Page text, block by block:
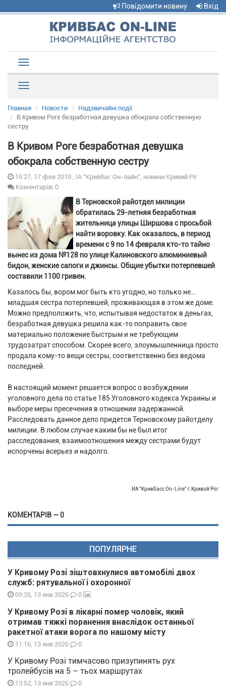
Повідомити новину Вхід
navigation
Главная Новости
Надзвичайні події
В Кривом Роге безработная девушка обокрала собственную
сестру
В Кривом Роге безработная девушка
обокрала собственную сестру
15:27, 17 фев 2010 , ІА "Кривбас Он-лайн", новини Кривий Ріг
Коментарів: 0
В Терновской райотдел милиции
обратилась 29-летняя безработная
жительница улицы Ширшова с просьбой
найти воровку. Как оказалось, в период
времени с 9 по 14 февраля кто-то тайно
вынес из дома №128 по улице Калиновского алюминиевый
бидон, женские сапоги и джинсы. Общие убытки потерпевшей
составили 1100 гривен.
Казалось бы, вором мог быть кто угодно, но только не…
младшая сестра потерпевшей, проживающая в этом же доме.
Можно предположить, что, испытывая недостаток в деньгах,
безработная девушка решила как-то поправить свое
материально положение быстрым и не требующим
трудозатрат способом. Скорее всего, злоумышленница просто
продала кому-то вещи сестры, соответственно без ведома
последней.
В настоящий момент решается вопрос о возбуждении
уголовного дела по статье 185 Уголовного кодекса Украины и
выборе меры пресечения в отношении задержанной.
Расследовать данное дело придется Терновскому райотделу
милиции. В любом случае каким бы не был итог
расследования, взаимоотношения между сестрами будут
испорчены всерьез и надолго.
ИА "Кривбасс On-Line" г.Кривой Рог
КОМЕНТАРІВ — 0
ПОПУЛЯРНЕ
У Кривому Розі зіштовхнулися автомобілі двох
служб: рятувальної і охоронної
09:26, 13 янв 2026 0
У Кривому Розі в лікарні помер чоловік, який
отримав тяжкі поранення внаслідок останньої
ракетної атаки ворога по нашому місту
11:16, 13 янв 2026 0
У Кривому Розі тимчасово призупинять рух
тролейбусів на 5 – тьох маршрутах
13:52, 13 янв 2026 0